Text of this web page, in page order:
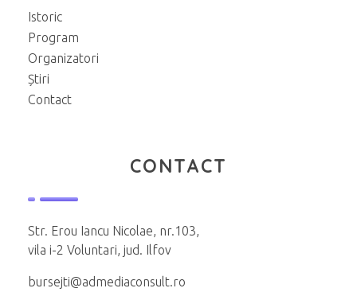
Istoric
Program
Organizatori
Știri
Contact
CONTACT
Str. Erou Iancu Nicolae, nr.103,
vila i-2 Voluntari, jud. Ilfov
bursejti@admediaconsult.ro